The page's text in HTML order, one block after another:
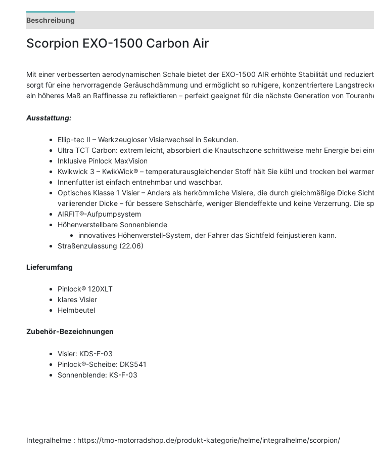
Beschreibung
Scorpion EXO-1500 Carbon Air
Mit einer verbesserten aerodynamischen Schale bietet der EXO-1500 AIR erhöhte Stabilität und
sorgt für eine hervorragende Geräuschdämmung und ermöglicht so ruhigere, konzentriertere
ein höheres Maß an Raffinesse zu reflektieren – perfekt geeignet für die nächste Generation von
Ausstattung:
Ellip-tec II – Werkzeugloser Visierwechsel in Sekunden.
Ultra TCT Carbon: extrem leicht, absorbiert die Knautschzone schrittweise mehr Energie bei
Inklusive Pinlock MaxVision
Kwikwick 3 – KwikWick® – temperaturausgleichender Stoff hält Sie kühl und trocken bei
Innenfutter ist einfach entnehmbar und waschbar.
Optisches Klasse 1 Visier – Anders als herkömmliche Visiere, die durch gleichmäßige Dicke
variierender Dicke – für bessere Sehschärfe, weniger Blendeffekte und keine Verzerrung. Die
AIRFIT®-Aufpumpsystem
Höhenverstellbare Sonnenblende
innovatives Höhenverstell-System, der Fahrer das Sichtfeld feinjustieren kann.
Straßenzulassung (22.06)
Lieferumfang
Pinlock® 120XLT
klares Visier
Helmbeutel
Zubehör-Bezeichnungen
Visier: KDS-F-03
Pinlock®-Scheibe: DKS541
Sonnenblende: KS-F-03
Integralhelme : https://tmo-motorradshop.de/produkt-kategorie/helme/integralhelme/scorpion/